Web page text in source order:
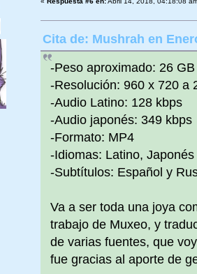
Cita de: Mushrah en
-Peso aproximado: 26 GB
-Resolución: 960 x 720 a
-Audio Latino: 128 kbps
-Audio japonés: 349 kbps
-Formato: MP4
-Idiomas: Latino, Japonés
-Subtítulos: Español y
Va a ser toda una joya
trabajo de Muxeo, y
de varias fuentes, que
fue gracias al aporte de